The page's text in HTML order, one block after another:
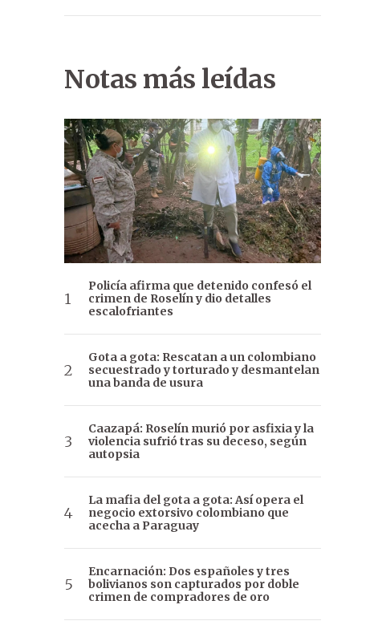
Notas más leídas
Policía afirma que detenido confesó el
crimen de Roselín y dio detalles
escalofriantes
Gota a gota: Rescatan a un colombiano
secuestrado y torturado y desmantelan
una banda de usura
Caazapá: Roselín murió por asfixia y la
violencia sufrió tras su deceso, según
autopsia
La mafia del gota a gota: Así opera el
negocio extorsivo colombiano que
acecha a Paraguay
Encarnación: Dos españoles y tres
bolivianos son capturados por doble
crimen de compradores de oro